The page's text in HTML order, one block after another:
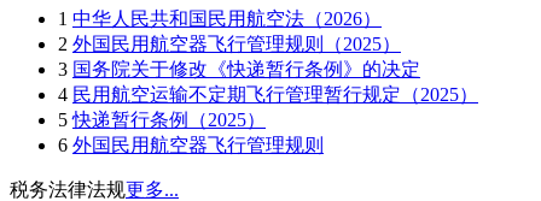
1 中华人民共和国民用航空法（2026）
2 外国民用航空器飞行管理规则（2025）
3 国务院关于修改《快递暂行条例》的决定
4 民用航空运输不定期飞行管理暂行规定（2025）
5 快递暂行条例（2025）
6 外国民用航空器飞行管理规则
税务法律法规更多...